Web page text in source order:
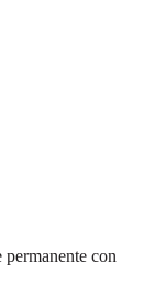
permanente con